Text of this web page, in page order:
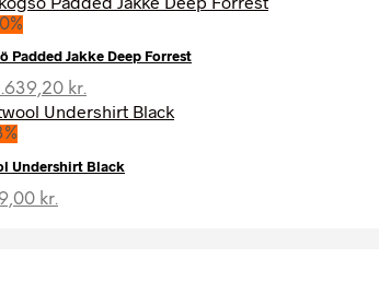
kr..599,00 kr..
Padded Jakke Deep Forrest
kr..
kr.
aktuelle
2.639,20 kr..
Undershirt Black
kr.